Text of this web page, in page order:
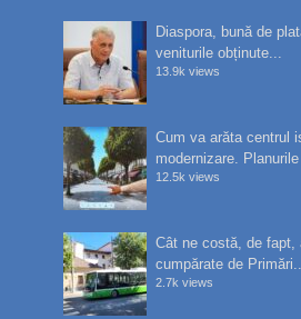
Diaspora, bună de
veniturile obținute...
13.9k views
Cum va arăta centrul
modernizare.
12.5k views
Cât ne costă, de fapt,
cumpărate de
2.7k views